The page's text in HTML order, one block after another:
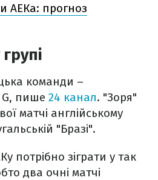
АЕКа: прогноз
команди –
G, пише 24 канал. "Зоря"
матчі англійському
"Бразі".
потрібно зіграти у так
два очні матчі